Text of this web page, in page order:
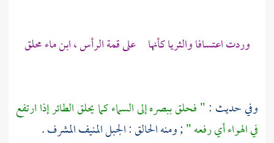
وردت اعتسافا والثريا كأنها على قمة الرأس ، ابن ماء محلق
وفي حديث :" فحلق ببصره إلى السماء كما يحلق الطائر إذا ارتفع
في الهواء أي رفعه "; ومنه الحالق : الجبل المنيف المشرف .